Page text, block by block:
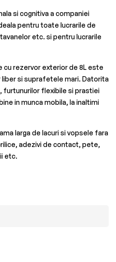
si cognitiva a companiei
pentru toate lucrarile de
etc. si pentru lucrarile
cu rezervor exterior de 8L este
liber si suprafetele mari. Datorita
furtunurilor flexibile si prastiei
in munca mobila, la inaltimi
larga de lacuri si vopsele fara
adezivi de contact, pete,
etc.